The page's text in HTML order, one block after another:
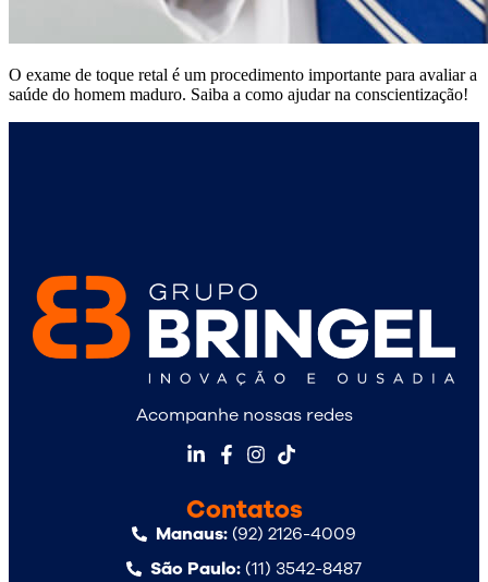
O exame de toque retal é um procedimento importante para avaliar a
saúde do homem maduro. Saiba a como ajudar na conscientização!
Acompanhe nossas redes
Contatos
Manaus:(92) 2126-4009
São Paulo:(11) 3542-8487